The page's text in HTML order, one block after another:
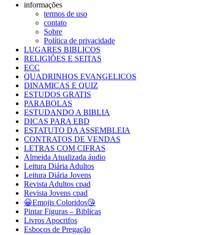
informações
termos de uso
contato
Sobre
Política de privacidade
LUGARES BIBLICOS
RELIGIÕES E SEITAS
ECC
QUADRINHOS EVANGELICOS
DINAMICAS E QUIZ
ESTUDOS GRATIS
PARABOLAS
ESTUDANDO A BIBLIA
DICAS PARA EBD
ESTATUTO DA ASSEMBLEIA
CONTRATOS DE VENDAS
LETRAS COM CIFRAS
Almeida Atualizada áudio
Leitura Diária Adultos
Leitura Diária Jovens
Revista Adultos cpad
Revista Jovens cpad
😀Emojis Coloridos😘
Pintar Figuras – Biblicas
Livros Apocrifos
Esboços de Pregação